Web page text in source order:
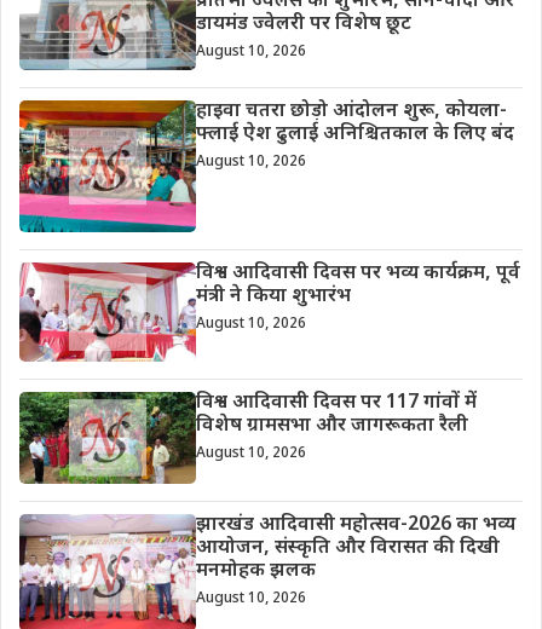
डायमंड ज्वेलरी पर विशेष छूट
August 10, 2026
हाइवा चतरा छोड़ो आंदोलन शुरू, कोयला-
फ्लाई ऐश ढुलाई अनिश्चितकाल के लिए बंद
August 10, 2026
विश्व आदिवासी दिवस पर भव्य कार्यक्रम, पूर्व
मंत्री ने किया शुभारंभ
August 10, 2026
विश्व आदिवासी दिवस पर 117 गांवों में
विशेष ग्रामसभा और जागरूकता रैली
August 10, 2026
झारखंड आदिवासी महोत्सव-2026 का भव्य
आयोजन, संस्कृति और विरासत की दिखी
मनमोहक झलक
August 10, 2026